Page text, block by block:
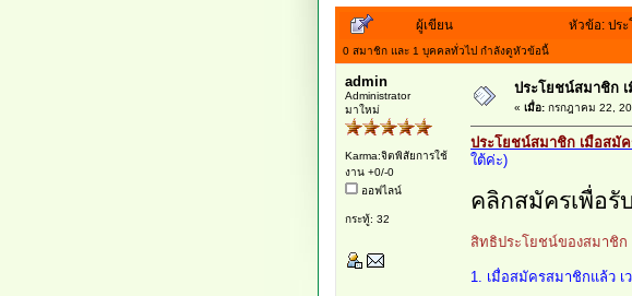
ผู้เขียน หัวข้อ: ปร
0 สมาชิก และ 1 บุคคลทั่วไป กำลังดูหัวข้อนี้
admin
Administrator
มาใหม่
Karma:จิตพิสัยการใช้
งาน +0/-0
ออฟไลน์
กระทู้: 32
ประโยชน์สมาชิก
« เมื่อ: กรกฎาคม 22,
ประโยชน์สมาชิก เมื่อสมั
ใต้ค่ะ)
คลิกสมัครเพื่อรั
สิทธิประโยชน์ของสมาชิก
1. เมื่อสมัครสมาชิกแล้ว เ